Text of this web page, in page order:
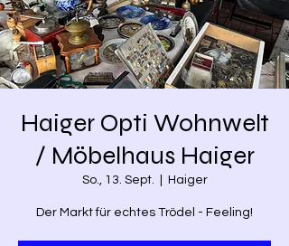
Haiger Opti Wohnwelt
/ Möbelhaus Haiger
So., 13. Sept. Haiger
Der Markt für echtes Trödel - Feeling!